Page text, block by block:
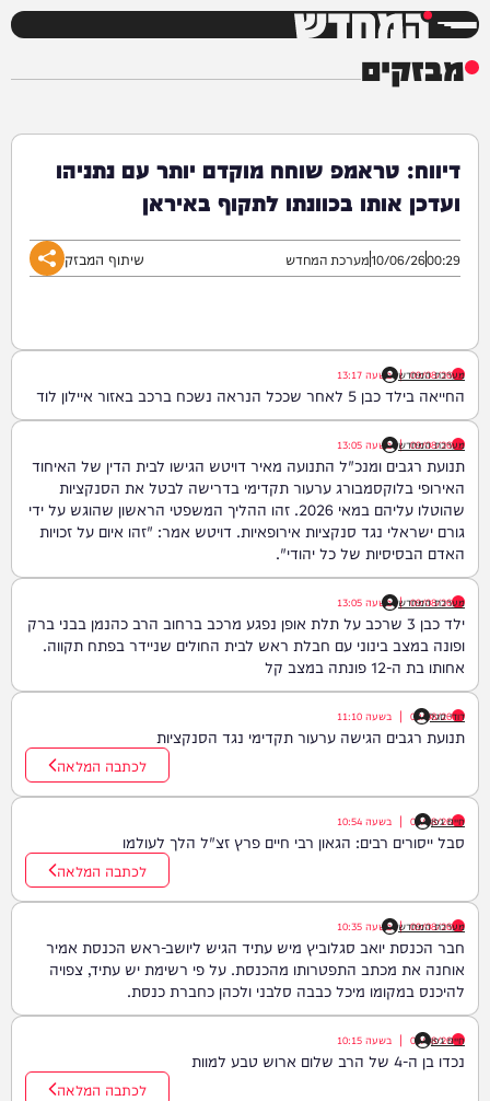
המחדש
מבזקים
דיווח: טראמפ שוחח מוקדם יותר עם נתניהו
ועדכן אותו בכוונתו לתקוף באיראן
00:29
10/06/26מערכת המחדש שיתוף המבזק
מערכת המחדש
09/08/26
| בשעה 13:17
החייאה בילד כבן 5 לאחר שככל הנראה נשכח ברכב באזור איילון לוד
מערכת המחדש
09/08/26
| בשעה 13:05
תנועת רגבים ומנכ"ל התנועה מאיר דויטש הגישו לבית הדין של האיחוד
האירופי בלוקסמבורג ערעור תקדימי בדרישה לבטל את הסנקציות
שהוטלו עליהם במאי 2026. זהו ההליך המשפטי הראשון שהוגש על ידי
גורם ישראלי נגד סנקציות אירופאיות. דויטש אמר: "זהו איום על זכויות
האדם הבסיסיות של כל יהודי".
מערכת המחדש
09/08/26
| בשעה 13:05
ילד כבן 3 שרכב על תלת אופן נפגע מרכב ברחוב הרב כהנמן בבני ברק
ופונה במצב בינוני עם חבלת ראש לבית החולים שניידר בפתח תקווה.
אחותו בת ה-12 פונתה במצב קל
דודי סגל
09/08/26
| בשעה 11:10
תנועת רגבים הגישה ערעור תקדימי נגד הסנקציות
לכתבה המלאה
חיים גפן
09/08/26
| בשעה 10:54
סבל ייסורים רבים: הגאון רבי חיים פרץ זצ"ל הלך לעולמו
לכתבה המלאה
מערכת המחדש
09/08/26
| בשעה 10:35
חבר הכנסת יואב סגלוביץ מיש עתיד הגיש ליושב-ראש הכנסת אמיר
אוחנה את מכתב התפטרותו מהכנסת. על פי רשימת יש עתיד, צפויה
להיכנס במקומו מיכל כבבה סלבני ולכהן כחברת כנסת.
חיים גפן
09/08/26
| בשעה 10:15
נכדו בן ה-4 של הרב שלום ארוש טבע למוות
לכתבה המלאה